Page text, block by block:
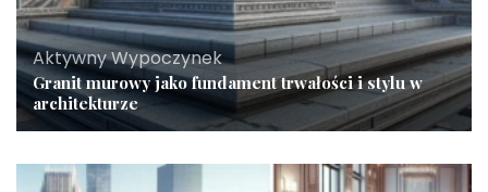
Aktywny Wypoczynek
Granit murowy jako fundament trwałości i stylu w
architekturze